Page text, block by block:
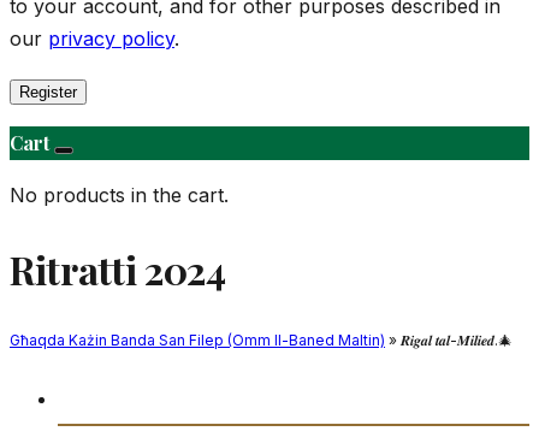
to your account, and for other purposes described in
our privacy policy.
Register
Cart
No products in the cart.
Ritratti 2024
Għaqda Każin Banda San Filep (Omm Il-Baned Maltin) » 𝑹𝒊𝒈𝒂𝒍 𝒕𝒂𝒍-𝑴𝒊𝒍𝒊𝒆𝒅.🎄